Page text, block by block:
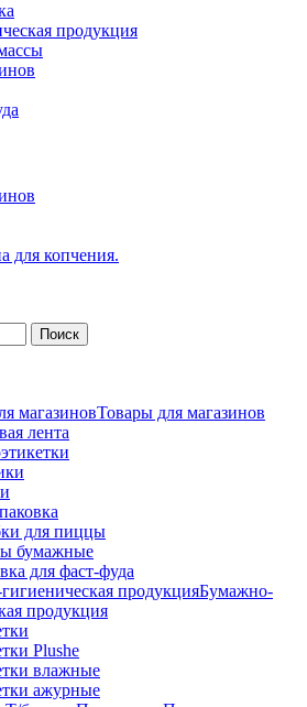
продукция
для копчения.
Поиск
Товары для магазинов
лента
для пиццы
бумажные
для фаст-фуда
Бумажно-
продукция
Plushe
влажные
ажурные